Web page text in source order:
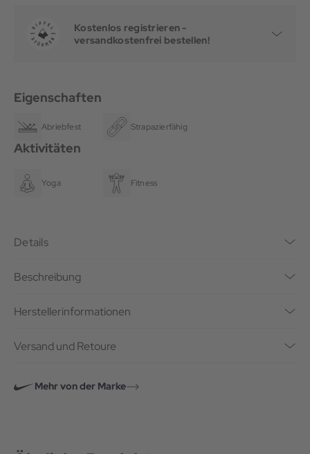
Kostenlos registrieren -
versandkostenfrei bestellen!
Eigenschaften
Abriebfest Strapazierfähig
Aktivitäten
Yoga Fitness
Details
Beschreibung
Herstellerinformationen
Versand und Retoure
Mehr von der Marke